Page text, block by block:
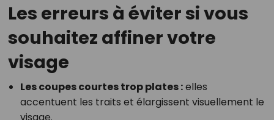
Les erreurs à éviter si vous
souhaitez affiner votre
visage
Les coupes courtes trop plates :elles
accentuent les traits et élargissent visuellement le
visage.